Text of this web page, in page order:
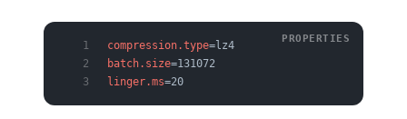
compression.type=lz4
batch.size=131072
linger.ms=20